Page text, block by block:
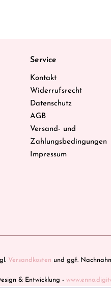
Service
Kontakt
Widerrufsrecht
Datenschutz
AGB
Versand- und
Zahlungsbedingungen
Impressum
Versandkosten und ggf.
& Entwicklung -